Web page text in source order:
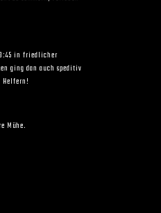
in friedlicher
ging dan auch speditiv
Helfern!
Mühe.